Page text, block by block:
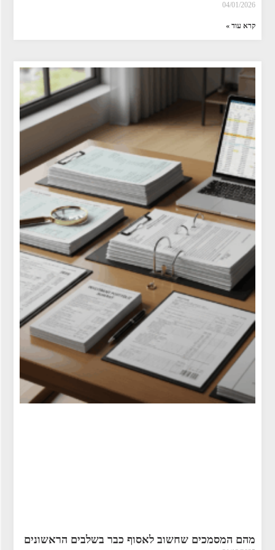
04/01/2026
קרא עוד »
מהם המסמכים שחשוב לאסוף כבר בשלבים הראשונים